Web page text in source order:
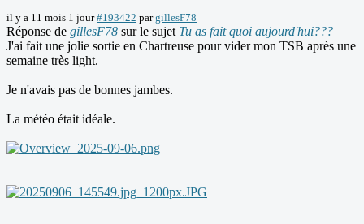
il y a 11 mois 1 jour #193422 pargillesF78
Réponse de gillesF78 sur le sujet Tu as fait quoi aujourd'hui???
J'ai fait une jolie sortie en Chartreuse pour vider mon TSB après une
semaine très light.
Je n'avais pas de bonnes jambes.
La météo était idéale.